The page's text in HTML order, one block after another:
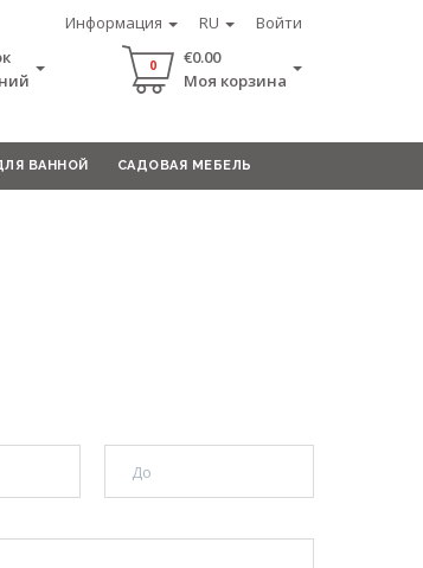
Информация RU Войти
0
€0.00
Моя корзина
ВАННОЙ САДОВАЯ МЕБЕЛЬ